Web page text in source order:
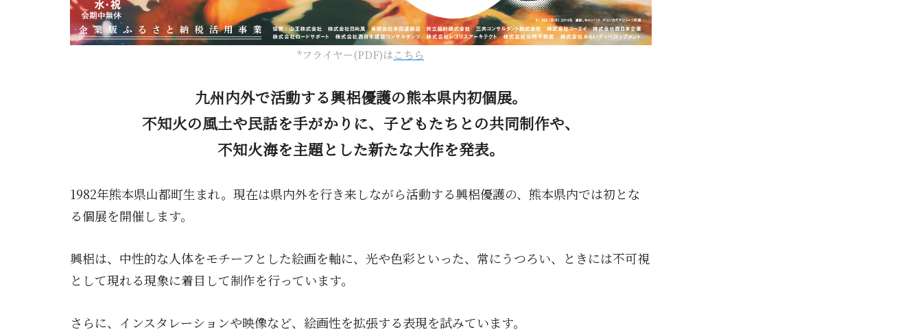
*フライヤー(PDF)はこちら
九州内外で活動する興梠優護の熊本県内初個展。
不知火の風土や民話を手がかりに、子どもたちとの共同制作や、
不知火海を主題とした新たな大作を発表。
1982年熊本県山都町生まれ。現在は県内外を行き来しながら活動する興梠優護の、熊本県内では初とな
る個展を開催します。
興梠は、中性的な人体をモチーフとした絵画を軸に、光や色彩といった、常にうつろい、ときには不可視
として現れる現象に着目して制作を行っています。
さらに、インスタレーションや映像など、絵画性を拡張する表現を試みています。